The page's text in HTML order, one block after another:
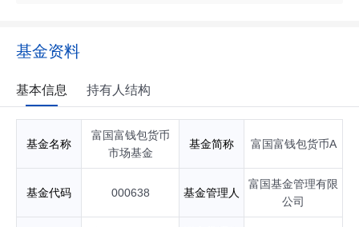
19年02月起任富国收益宝交易型货币市场基金基金经理；自20
19年04月起任富国中债-1-3年国开行债券指数证券投资基金基
券投资基金基金经理；自2021年04月起任富国安泰90天滚动持
有短债债券型证券投资基金基金经理；自2022年12月起任富国
安慧短债债券型证券投资基金基金经理；自2023年09月起任富
国安恒60天持有期债券型发起式证券投资基金基金经理；自20
24年12月起任富国安泽债券型证券投资基金基金经理；具有基
金从业资格。
基金资料
基本信息 持有人结构
基金名称
富国富钱包货币
市场基金
基金简称 富国富钱包货币A
基金代码 000638 基金管理人
富国基金管理有限
公司